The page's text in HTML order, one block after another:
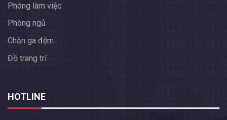
Phòng làm việc
Phòng ngủ
Chăn ga đệm
Đồ trang trí
HOTLINE